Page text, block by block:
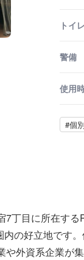
トイ
警備
使用
#個
7丁目に所在す
の好立地です
外資系企業が